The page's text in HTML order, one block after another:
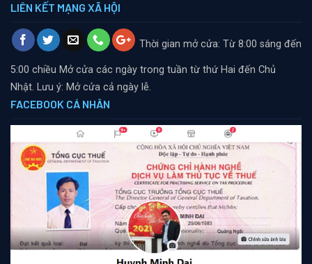
LIÊN KẾT MẠNG XÃ HỘI
Thời gian mở cửa: Từ 8:00 sáng đến
5:00 chiều Mở cửa các ngày trong tuần từ thứ Hai đến Chủ
Nhật. Lưu ý: Mở cửa cả ngày lễ.
FACEBOOK CÁ NHÂN